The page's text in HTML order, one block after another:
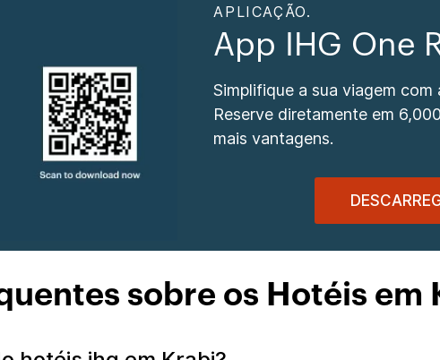
APLICAÇÃO.
App IHG One
Simplifique a sua viagem com
Reserve diretamente em
mais vantagens.
sobre os Hotéis em